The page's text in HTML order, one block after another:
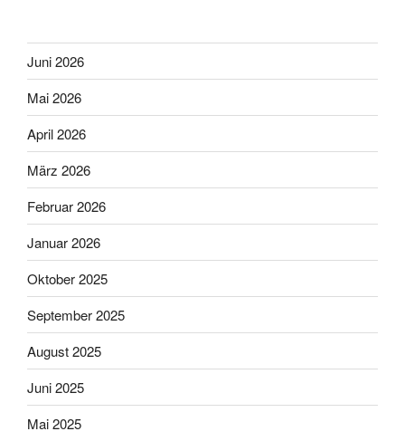
Juni 2026
Mai 2026
April 2026
März 2026
Februar 2026
Januar 2026
Oktober 2025
September 2025
August 2025
Juni 2025
Mai 2025